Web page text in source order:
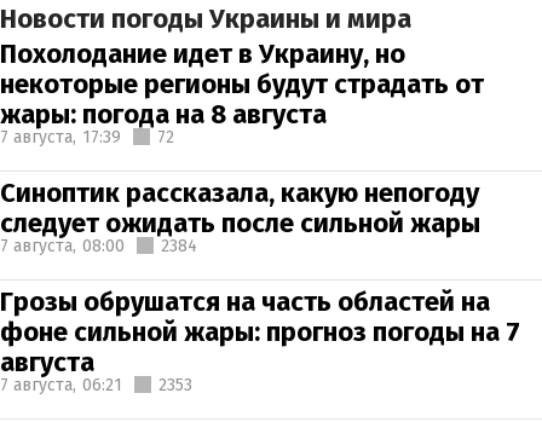
Новости погоды Украины и мира
Похолодание идет в Украину, но
некоторые регионы будут страдать от
жары: погода на 8 августа
7 августа, 17:39 72
Синоптик рассказала, какую непогоду
следует ожидать после сильной жары
7 августа, 08:00 2384
Грозы обрушатся на часть областей на
фоне сильной жары: прогноз погоды на 7
августа
7 августа, 06:21 2353